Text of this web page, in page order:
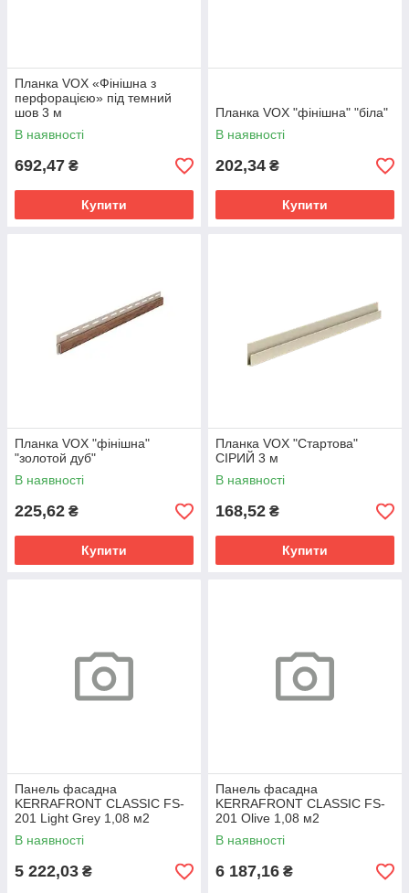
Планка VOX «Фінішна з
перфорацією» під темний
шов 3 м
В наявності
692,47 ₴
Купити
Планка VOX "фінішна" "біла"
В наявності
202,34 ₴
Купити
Планка VOX "фінішна"
"золотой дуб"
В наявності
225,62 ₴
Купити
Планка VOX "Стартова"
СІРИЙ 3 м
В наявності
168,52 ₴
Купити
Панель фасадна
KERRAFRONT CLASSIC FS-
201 Light Grey 1,08 м2
В наявності
5 222,03 ₴
Панель фасадна
KERRAFRONT CLASSIC FS-
201 Olive 1,08 м2
В наявності
6 187,16 ₴